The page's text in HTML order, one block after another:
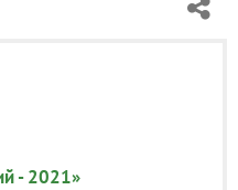
- 2021»